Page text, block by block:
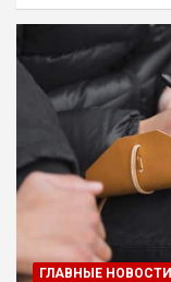
ГЛАВНЫЕ НОВОСТИ